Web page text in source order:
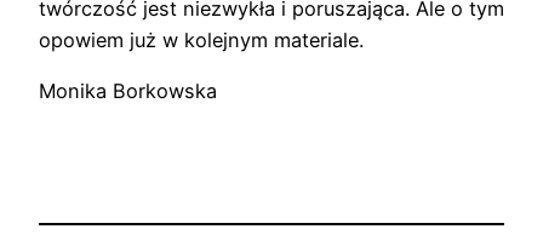
twórczość jest niezwykła i poruszająca. Ale o tym
opowiem już w kolejnym materiale.
Monika Borkowska